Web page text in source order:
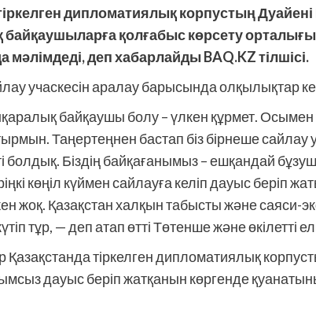
дипломатиялық корпустың
қолғабыс көрсету
мәлімдеді, деп хабарлайды BAQ.KZ тілшісі.
учаскесін аралау барысында олқылықтар
байқаушы болу – үлкен құрмет. Осымен
Таңертеңнен бастап біз бірнеше
болдық. Біздің байқағанымыз – ешқандай
көңіл күймен сайлауға келіп дауыс беріп
жоқ. Қазақстан халқын табысты және
тұр, — деп атап өтті Төтенше және өкілетті
Қазақстанда тіркелген дипломатиялық
дауыс беріп жатқанын көргенде